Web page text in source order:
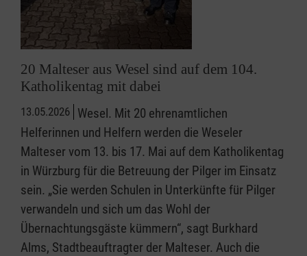
20 Malteser aus Wesel sind auf dem 104.
Katholikentag mit dabei
13.05.2026 Wesel. Mit 20 ehrenamtlichen
Helferinnen und Helfern werden die Weseler
Malteser vom 13. bis 17. Mai auf dem Katholikentag
in Würzburg für die Betreuung der Pilger im Einsatz
sein. „Sie werden Schulen in Unterkünfte für Pilger
verwandeln und sich um das Wohl der
Übernachtungsgäste kümmern“, sagt Burkhard
Alms, Stadtbeauftragter der Malteser. Auch die